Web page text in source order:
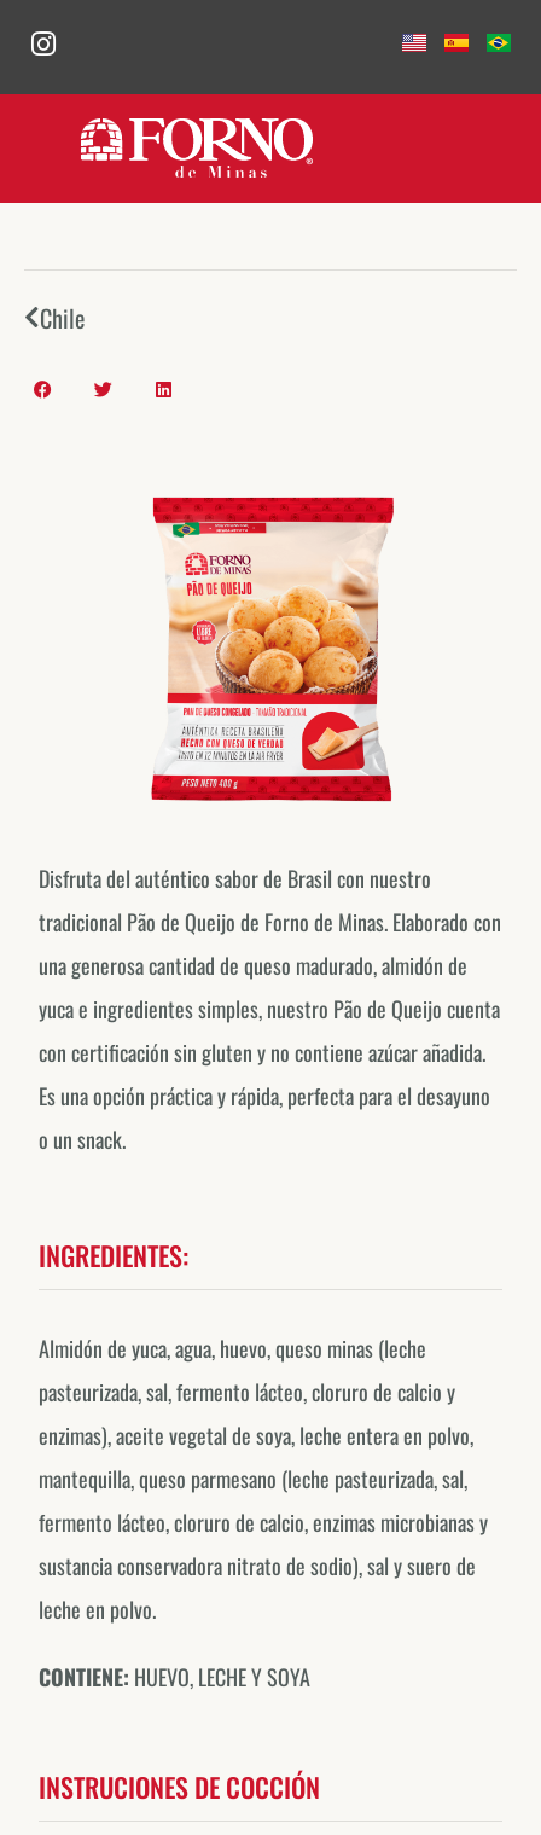
Chile
Disfruta del auténtico sabor de Brasil con nuestro
tradicional Pão de Queijo de Forno de Minas. Elaborado con
una generosa cantidad de queso madurado, almidón de
yuca e ingredientes simples, nuestro Pão de Queijo cuenta
con certificación sin gluten y no contiene azúcar añadida.
Es una opción práctica y rápida, perfecta para el desayuno
o un snack.
INGREDIENTES:
Almidón de yuca, agua, huevo, queso minas (leche
pasteurizada, sal, fermento lácteo, cloruro de calcio y
enzimas), aceite vegetal de soya, leche entera en polvo,
mantequilla, queso parmesano (leche pasteurizada, sal,
fermento lácteo, cloruro de calcio, enzimas microbianas y
sustancia conservadora nitrato de sodio), sal y suero de
leche en polvo.
CONTIENE: HUEVO, LECHE Y SOYA
INSTRUCIONES DE COCCIÓN